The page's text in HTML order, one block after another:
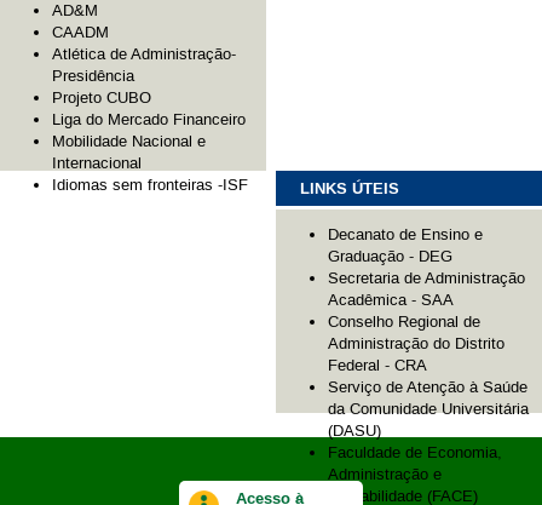
AD&M
CAADM
Atlética de Administração-
Presidência
Projeto CUBO
Liga do Mercado Financeiro
Mobilidade Nacional e
Internacional
Idiomas sem fronteiras -ISF
LINKS ÚTEIS
Decanato de Ensino e
Graduação - DEG
Secretaria de Administração
Acadêmica - SAA
Conselho Regional de
Administração do Distrito
Federal - CRA
Serviço de Atenção à Saúde
da Comunidade Universitária
(DASU)
Faculdade de Economia,
Administração e
Contabilidade (FACE)
Acesso à